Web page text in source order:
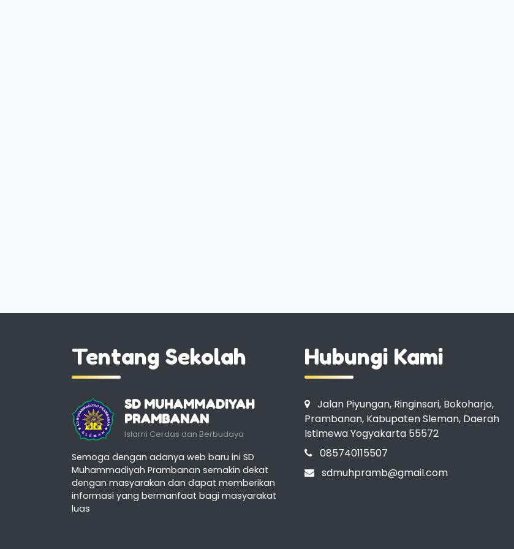
Tentang Sekolah
SD MUHAMMADIYAH
PRAMBANAN
Islami Cerdas dan Berbudaya
Semoga dengan adanya web baru ini SD
Muhammadiyah Prambanan semakin dekat
dengan masyarakan dan dapat memberikan
informasi yang bermanfaat bagi masyarakat
luas
Hubungi Kami
Jalan Piyungan, Ringinsari, Bokoharjo,
Prambanan, Kabupaten Sleman, Daerah
Istimewa Yogyakarta 55572
085740115507
sdmuhpramb@gmail.com